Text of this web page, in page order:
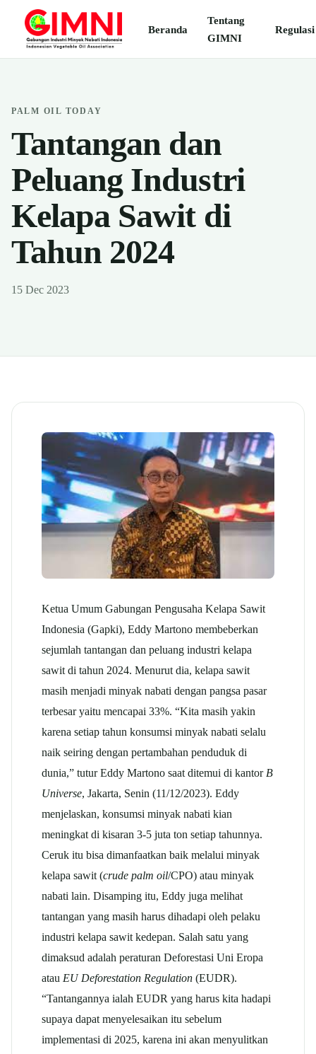
Beranda
Tentang
GIMNI
Regulasi
PALM OIL TODAY
Tantangan dan
Peluang Industri
Kelapa Sawit di
Tahun 2024
15 Dec 2023
Ketua Umum Gabungan Pengusaha Kelapa Sawit
Indonesia (Gapki), Eddy Martono membeberkan
sejumlah tantangan dan peluang industri kelapa
sawit di tahun 2024. Menurut dia, kelapa sawit
masih menjadi minyak nabati dengan pangsa pasar
terbesar yaitu mencapai 33%. “Kita masih yakin
karena setiap tahun konsumsi minyak nabati selalu
naik seiring dengan pertambahan penduduk di
dunia,” tutur Eddy Martono saat ditemui di kantorB
Universe, Jakarta, Senin (11/12/2023). Eddy
menjelaskan, konsumsi minyak nabati kian
meningkat di kisaran 3-5 juta ton setiap tahunnya.
Ceruk itu bisa dimanfaatkan baik melalui minyak
kelapa sawit (crude palm oil/CPO) atau minyak
nabati lain. Disamping itu, Eddy juga melihat
tantangan yang masih harus dihadapi oleh pelaku
industri kelapa sawit kedepan. Salah satu yang
dimaksud adalah peraturan Deforestasi Uni Eropa
atau EU Deforestation Regulation (EUDR).
“Tantangannya ialah EUDR yang harus kita hadapi
supaya dapat menyelesaikan itu sebelum
implementasi di 2025, karena ini akan menyulitkan